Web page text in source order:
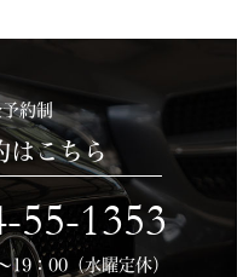
約制
はこちら
55-1353
：00（水曜定休）